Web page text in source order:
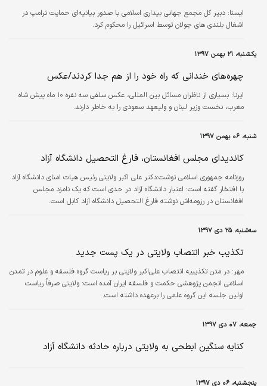
ايسنا: دبیر کل مجمع جهانی بیداری اسلامی با صدور بیانیه‌ای حمایت ترامپ در
اشغال بلندی های جولان توسط اسرائیل را محکوم کرد.
یکشنبه، ۲۱ بهمن ۱۳۹۷
چهره‌های خندانی که راه خود را از هم جدا کردند/عکس
ایرنا:
بسیاری از ناظران مسائل بین المللی، عکس سلفی سه نفره ۱۰ ماه پیش شاه
مغرب، نخست وزیر لبنان و ولیعهد سعودی را به خاطر دارند.
شنبه، ۰۶ بهمن ۱۳۹۷
کاندیدای مجلس افغانستان، فارغ التحصیل دانشگاه آزاد
روزنامه جمهوری اسلامی نوشت:دکتر علی اکبر ولایتی رئیس هیات امنای دانشگاه آزاد
با افتخار گفته است: اعتبار دانشگاه آزاد در حدی است که یک نامزد مجلس
افغانستان در رزومه‌اش نوشته فارغ التحصیل دانشگاه آزاد کابل است.
سه‌شنبه، ۲۵ دی ۱۳۹۷
تکذیب خبر انتصاب ولایتی در یک پست جدید
مهر: در متن تکذیبیه انتصاب علی‌اکبر ولایتی بر ریاست گروه فلسفه و علوم در تمدن
اسلامی انجمن پژوهشی حکمت و فلسفه ایران آمده است: ولایتی صرفاً ریاست
اولین جلسه این گروه علمی را برعهده داشته است.
جمعه، ۰۷ دی ۱۳۹۷
کنایه سنگین ابطحی به ولایتی درباره حادثه دانشگاه آزاد
پنجشنبه، ۰۶ دی ۱۳۹۷